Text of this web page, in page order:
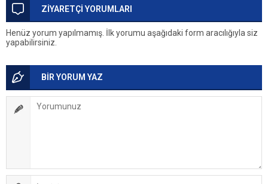
ZİYARETÇİ YORUMLARI
Henüz yorum yapılmamış. İlk yorumu aşağıdaki form aracılığıyla siz
yapabilirsiniz.
BİR YORUM YAZ